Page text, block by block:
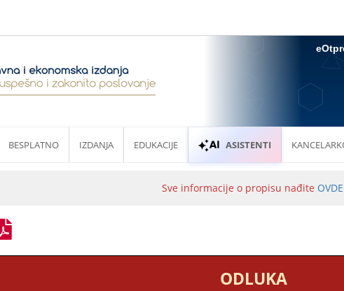
BESPLATNO IZDANJA EDUKACIJE ASISTENTI
Sve informacije o propisu nađite OVDE
ODLUKA